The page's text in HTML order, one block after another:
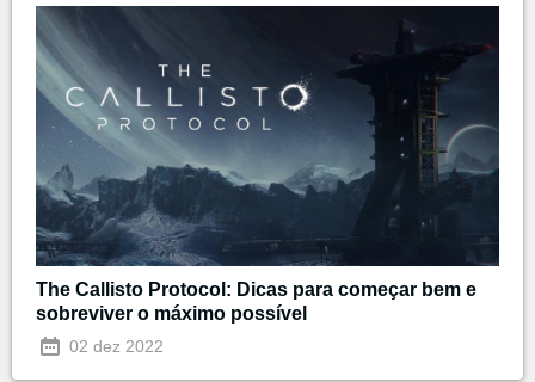
The Callisto Protocol: Dicas para começar bem e
sobreviver o máximo possível
02 dez 2022